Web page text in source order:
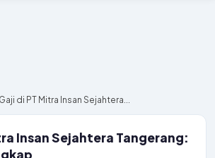
Gaji di PT Mitra Insan Sejahtera...
Insan Sejahtera Tangerang: